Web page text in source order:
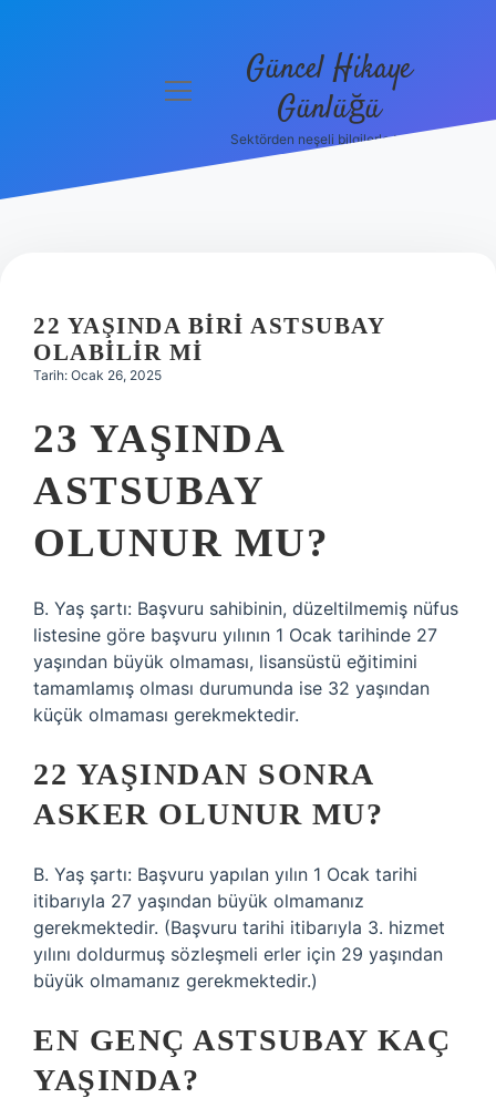
Hakkımızda
menüyü
Güncel Hikaye
Günlüğü
Sektörden neşeli bilgilerle tanış!
22 YAŞINDA BIRI ASTSUBAY
OLABILIR MI
Tarih: Ocak 26, 2025
23 YAŞINDA
ASTSUBAY
OLUNUR MU?
B. Yaş şartı: Başvuru sahibinin, düzeltilmemiş nüfus
listesine göre başvuru yılının 1 Ocak tarihinde 27
yaşından büyük olmaması, lisansüstü eğitimini
tamamlamış olması durumunda ise 32 yaşından
küçük olmaması gerekmektedir.
22 YAŞINDAN SONRA
ASKER OLUNUR MU?
B. Yaş şartı: Başvuru yapılan yılın 1 Ocak tarihi
itibarıyla 27 yaşından büyük olmamanız
gerekmektedir. (Başvuru tarihi itibarıyla 3. hizmet
yılını doldurmuş sözleşmeli erler için 29 yaşından
büyük olmamanız gerekmektedir.)
EN GENÇ ASTSUBAY KAÇ
YAŞINDA?